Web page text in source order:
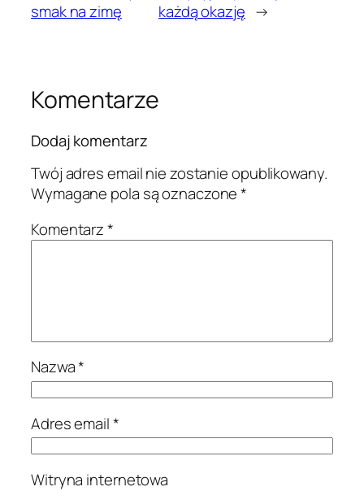
smak na zimę
każdą okazję →
Komentarze
Dodaj komentarz
Twój adres email nie zostanie opublikowany.
Wymagane pola są oznaczone*
Komentarz*
Nazwa*
Adres email*
Witryna internetowa